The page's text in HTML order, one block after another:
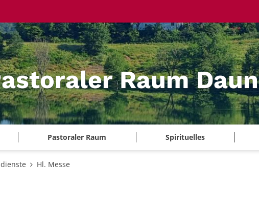
Raum Daun
Pastoraler Raum Spirituelles
Hl. Messe